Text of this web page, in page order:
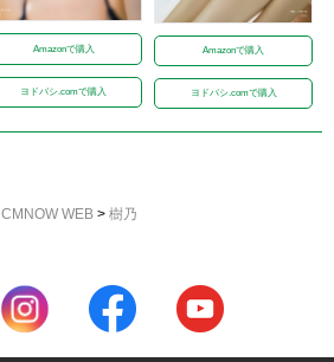
Amazonで購入
ヨドバシ.comで購入
Amazonで購入
ヨドバシ.comで購入
CMNOW WEB> 樹乃